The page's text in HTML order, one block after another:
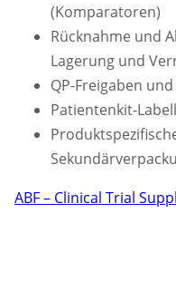
(Komparatoren)
Rücknahme und
Lagerung und
QP-Freigaben
Patientenkit-
ABF – Clinical Trial